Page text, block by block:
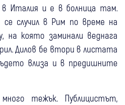
в Италия и е в болница там.
случил в Рим по време на
на която заминали веднага
Дилов бе втори в листата
влиза и в предишните
тежък. Публицистът,